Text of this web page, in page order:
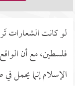
لو كانت الشعارات
فلسطين، مع أن
الإسلام إنما يحمل